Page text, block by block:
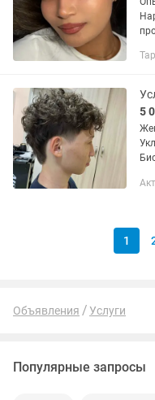
5
1
Объявления Услуги
Популярные запросы